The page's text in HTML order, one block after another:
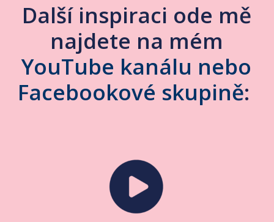
Další inspiraci ode mě
najdete na mém
YouTube kanálu nebo
Facebookové skupině: